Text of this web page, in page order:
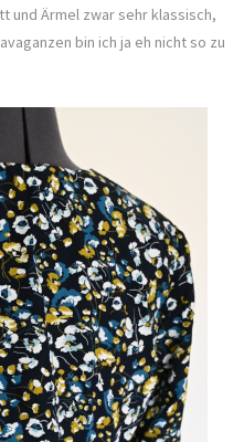
und Ärmel zwar sehr klassisch,
bin ich ja eh nicht so zu